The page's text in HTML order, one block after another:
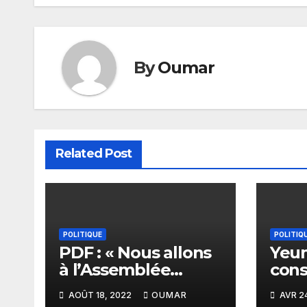
l’article
ByOumar
Related Post
POLITIQUE
PDF : « Nous allons
à l’Assemblée
nationale pour
AOÛT 18, 2022 OUMAR AVR